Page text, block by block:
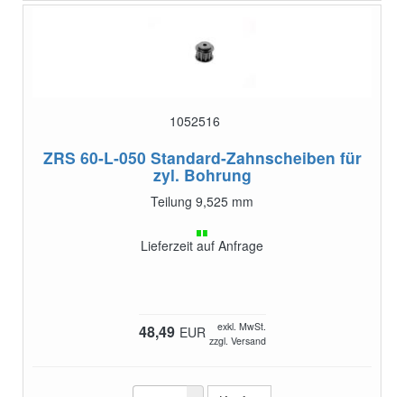
1052516
ZRS 60-L-050 Standard-Zahnscheiben für
zyl. Bohrung
Teilung 9,525 mm
Lieferzeit auf Anfrage
48,49 EUR
exkl. MwSt.
zzgl. Versand